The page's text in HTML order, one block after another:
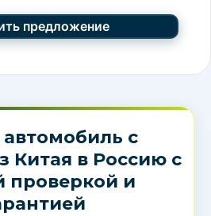
автомобиль с
Китая в Россию с
проверкой и